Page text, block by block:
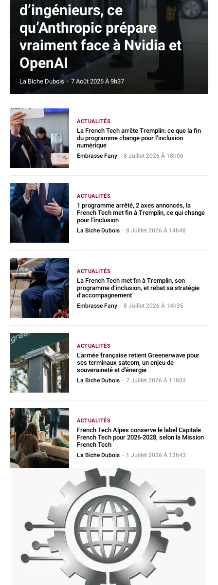
d’ingénieurs, ce
qu’Anthropic prépare
vraiment face à Nvidia et
OpenAI
La Biche Dubois - 7 Août 2026 À 9h37
ACTUALITÉS
La French Tech arrête Tremplin: ce que la fin
du programme change pour l’inclusion
numérique
Embrasse Fany - 8 Juillet 2026 À 18h06
ACTUALITÉS
1 programme arrêté, 2 axes annoncés, la
French Tech met fin à Tremplin, ce qui change
pour l’inclusion
La Biche Dubois - 8 Juillet 2026 À 14h48
ACTUALITÉS
La French Tech met fin à Tremplin, son
programme d’inclusion, et rebat sa stratégie
d’accompagnement
Embrasse Fany - 8 Juillet 2026 À 14h35
ACTUALITÉS
L’armée française retient Greenerwave pour
ses terminaux satcom, un enjeu de
souveraineté et d’énergie
La Biche Dubois - 7 Juillet 2026 À 11h03
ACTUALITÉS
French Tech Alpes conserve le label Capitale
French Tech pour 2026-2028, selon la Mission
French Tech
La Biche Dubois - 1 Juillet 2026 À 12h43